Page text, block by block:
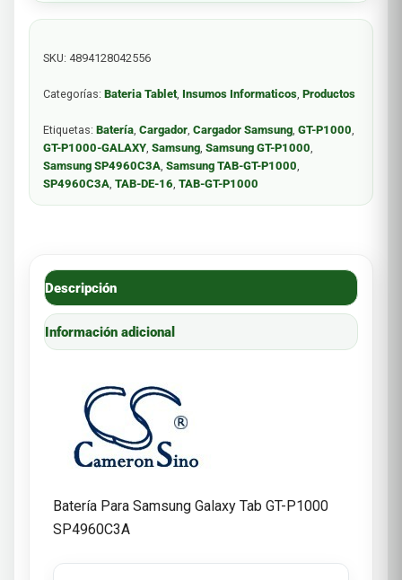
SKU: 4894128042556
Categorías: Bateria Tablet, Insumos Informaticos, Productos
Etiquetas: Batería, Cargador, Cargador Samsung, GT-P1000,
GT-P1000-GALAXY, Samsung, Samsung GT-P1000,
Samsung SP4960C3A, Samsung TAB-GT-P1000,
SP4960C3A, TAB-DE-16, TAB-GT-P1000
Descripción
Información adicional
Batería Para Samsung Galaxy Tab GT-P1000
SP4960C3A